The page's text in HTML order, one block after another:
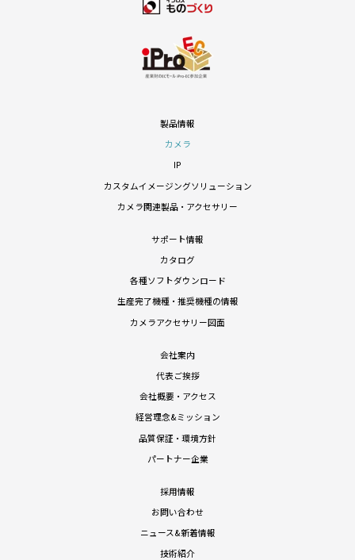
製品情報
カメラ
IP
カスタムイメージングソリューション
カメラ関連製品・アクセサリー
サポート情報
カタログ
各種ソフトダウンロード
生産完了機種・推奨機種の情報
カメラアクセサリー図面
会社案内
代表ご挨拶
会社概要・アクセス
経営理念&ミッション
品質保証・環境方針
パートナー企業
採用情報
お問い合わせ
ニュース&新着情報
技術紹介